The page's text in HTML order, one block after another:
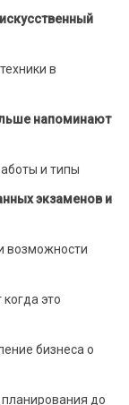
в
напоминают
и типы
экзаменов и
возможности
это
бизнеса о
планирования до